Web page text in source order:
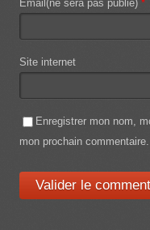
Email(ne sera pas publié) *
Site internet
Enregistrer mon nom,
mon prochain commentaire.